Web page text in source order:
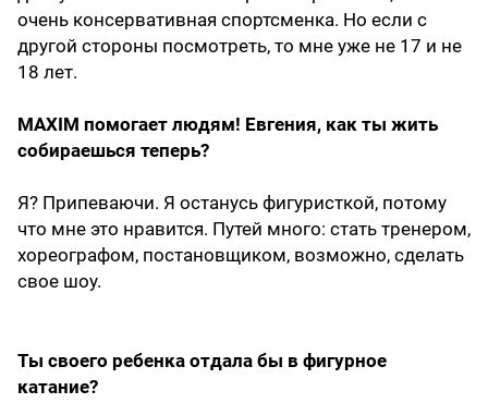
очень консервативная спортсменка. Но если с
другой стороны посмот­реть, то мне уже не 17 и не
18 лет.
MAXIM помогает людям! Евгения, как ты жить
собираешься теперь?
Я? Припеваючи. Я останусь фигуристкой, потому
что мне это нравится. Путей много: стать тренером,
хореографом, постановщиком, возможно, сделать
свое шоу.
Ты своего ребенка отдала бы в фигурное
катание?